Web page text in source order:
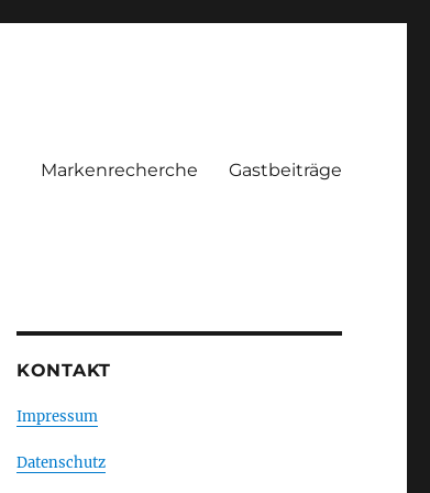
Markenrecherche Gastbeiträge
KONTAKT
Impressum
Datenschutz